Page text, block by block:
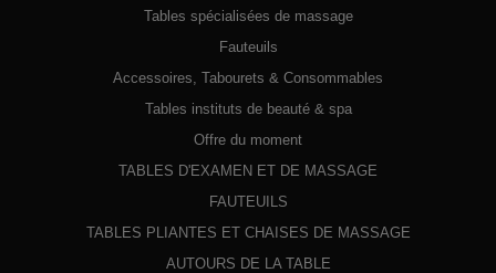
Tables spécialisées de massage
Fauteuils
Accessoires, Tabourets & Consommables
Tables instituts de beauté & spa
Offre du moment
TABLES D'EXAMEN ET DE MASSAGE
FAUTEUILS
TABLES PLIANTES ET CHAISES DE MASSAGE
AUTOURS DE LA TABLE